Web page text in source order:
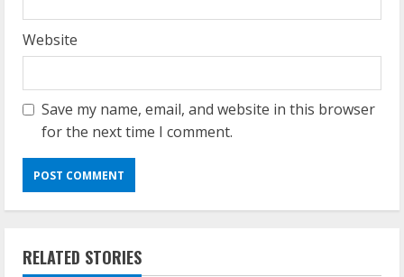
Website
Save my name, email, and website in this browser
for the next time I comment.
RELATED STORIES